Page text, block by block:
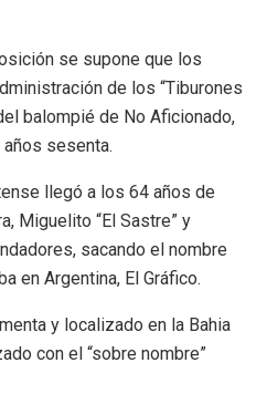
se supone que los
de los “Tiburones
balompié de No Aficionado,
sesenta.
llegó a los 64 años de
Miguelito “El Sastre” y
sacando el nombre
en Argentina, El Gráfico.
y localizado en la Bahia
con el “sobre nombre”